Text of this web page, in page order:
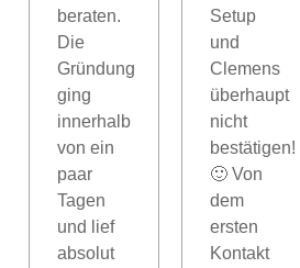
beraten.
Die
Gründung
ging
innerhalb
von ein
paar
Tagen
und lief
absolut
Setup
und
Clemens
überhaupt
nicht
bestätigen!
🙂 Von
dem
ersten
Kontakt